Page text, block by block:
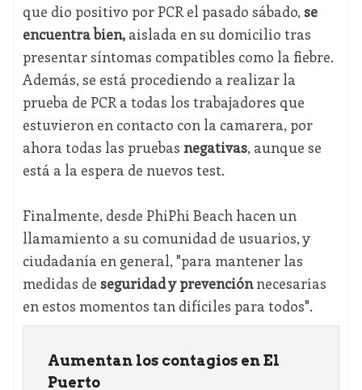
que dio positivo por PCR el pasado sábado, se
encuentra bien,aislada en su domicilio tras
presentar síntomas compatibles como la fiebre.
Además, se está procediendo a realizar la
prueba de PCR a todas los trabajadores que
estuvieron en contacto con la camarera, por
ahora todas las pruebas negativas, aunque se
está a la espera de nuevos test.
Finalmente, desde PhiPhi Beach hacen un
llamamiento a su comunidad de usuarios, y
ciudadanía en general, "para mantener las
medidas de seguridad y prevenciónnecesarias
en estos momentos tan difíciles para todos".
Aumentan los contagios en El
Puerto